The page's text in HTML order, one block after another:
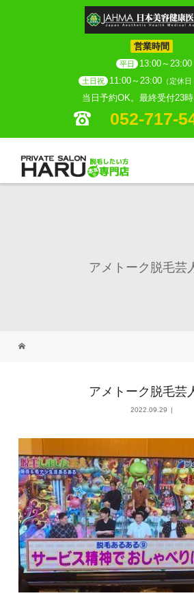
営業時間
平日 13:00～23:00
土日祝 11:00～23:00 （定休
当日予約OK。最終受付23
052-717-
アメトーク脱毛芸
アメトーク脱毛芸
2022.09.29